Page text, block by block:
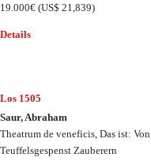
19.000€(US$ 21,839)
Details
Los 1505
Saur, Abraham
Theatrum de veneficis, Das ist: Von
Teuffelsgespenst Zauberern